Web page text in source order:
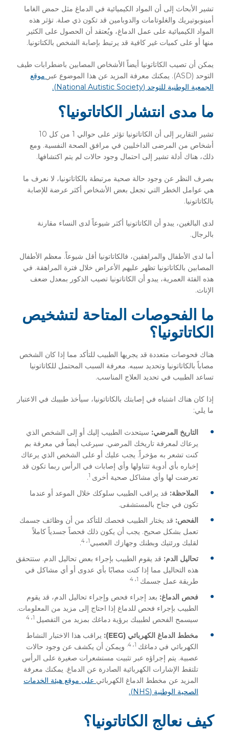
تشير الأبحاث إلى أن المواد الكيميائية في الدماغ مثل حمض الغاما
أمينوبوتيريك والغلوتامات والدوبامين قد تكون ذي صلة. تؤثر هذه
المواد الكيميائية على عمل الدماغ، ويُعتقد أن الحصول على الكثير
منها أو على كميات غير كافية قد يرتبط بإصابة الشخص بالكتاتونيا.
يمكن أن تصيب الكاتاتونيا أيضاً الأشخاص المصابين باضطرابات طيف
التوحد (ASD). يمكنك معرفة المزيد عن هذا الموضوع عبر
موقع
الجمعية الوطنية للتوحد (National Autistic Society).
ما مدى انتشار الكاتاتونيا؟
تشير التقارير إلى أن الكاتاتونيا تؤثر على حوالي 1 من كل 10
أشخاص من المرضى الداخليين في مرافق الصحة النفسية. ومع
ذلك، هناك أدلة تشير إلى احتمال وجود حالات لم يتم اكتشافها.
بصرف النظر عن وجود حالة صحية مرتبطة بالكاتاتونيا، لا نعرف ما
هي عوامل الخطر التي تجعل بعض الأشخاص أكثر عرضة للإصابة
بالكاتاتونيا.
لدى البالغين، يبدو أن الكاتاتونيا أكثر شيوعاً لدى النساء مقارنة
بالرجال.
أما لدى الأطفال والمراهقين، فالكاتاتونيا أقل شيوعاً. معظم الأطفال
المصابين بالكاتاتونيا تظهر عليهم الأعراض خلال فترة المراهقة. في
هذه الفئة العمرية، يبدو أن الكاتاتونيا تصيب الذكور بمعدل ضعف
الإناث.
ما الفحوصات المتاحة لتشخيص
الكاتاتونيا؟
هناك فحوصات متعددة قد يجريها الطبيب للتأكد مما إذا كان الشخص
مصاباً بالكاتاتونيا وتحديد سببه. معرفة السبب المحتمل للكاتاتونيا
تساعد الطبيب في تحديد العلاج المناسب.
إذا كان هناك اشتباه في إصابتك بالكاتاتونيا، سيأخذ طبيبك في الاعتبار
ما يلي:
التاريخ المرضي: سيتحدث الطبيب إليك أو إلى الشخص الذي
يرعاك لمعرفة تاريخك المرضي. سيرغب أيضاً في معرفة بم
كنت تشعر به مؤخراً. يجب عليك أو على الشخص الذي يرعاك
إخباره بأي أدوية تتناولها وأي إصابات في الرأس ربما تكون قد
تعرضت لها وأي مشاكل صحية أخرى .
الملاحظة: قد يراقب الطبيب سلوكك خلال الموعد أو عندما
تكون في جناح بالمستشفى.
الفحص: قد يختار الطبيب فحصك للتأكد من أن وظائف جسمك
تعمل بشكل صحيح. يجب أن يكون ذلك فحصاً جسدياً كاملاً
لقلبك ورئتيك وبطنك وجهازك العصبي1، 4
.
تحاليل الدم: قد يقوم الطبيب بإجراء بعض تحاليل الدم. ستتحقق
هذه التحاليل مما إذا كنت مصابًا بأي عدوى أو أي مشاكل في
طريقة عمل جسمك
فحص الدماغ: بعد إجراء فحص وإجراء تحاليل الدم، قد يقوم
الطبيب بإجراء فحص للدماغ إذا احتاج إلى مزيد من المعلومات.
سيسمح الفحص لطبيبك برؤية دماغك بمزيد من التفصيل
مخطط الدماغ الكهربائي (EEG
): يراقب هذا الاختبار النشاط
الكهربائي في دماغك
ويمكن أن يكشف عن وجود حالات
عصبية. يتم إجراؤه عبر تثبيت مستشعرات صغيرة على الرأس
تلتقط الإشارات الكهربائية الصادرة عن الدماغ. يمكنك معرفة
المزيد عن مخطط الدماغ الكهربائي على موقع هيئة الخدمات
الصحية الوطنية (NHS).
كيف نعالج الكاتاتونيا؟